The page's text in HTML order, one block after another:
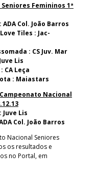
Femininos 1ª
Col. João Barros
Tiles : Jac-
: CS Juv. Mar
Lis
CA Leça
: Maiastars
Nacional
Juve Lis
Col. João Barros
Nacional Seniores
os resultados e
no Portal, em